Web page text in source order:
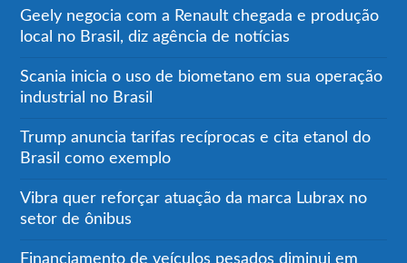
Geely negocia com a Renault chegada e produção
local no Brasil, diz agência de notícias
Scania inicia o uso de biometano em sua operação
industrial no Brasil
Trump anuncia tarifas recíprocas e cita etanol do
Brasil como exemplo
Vibra quer reforçar atuação da marca Lubrax no
setor de ônibus
Financiamento de veículos pesados diminui em